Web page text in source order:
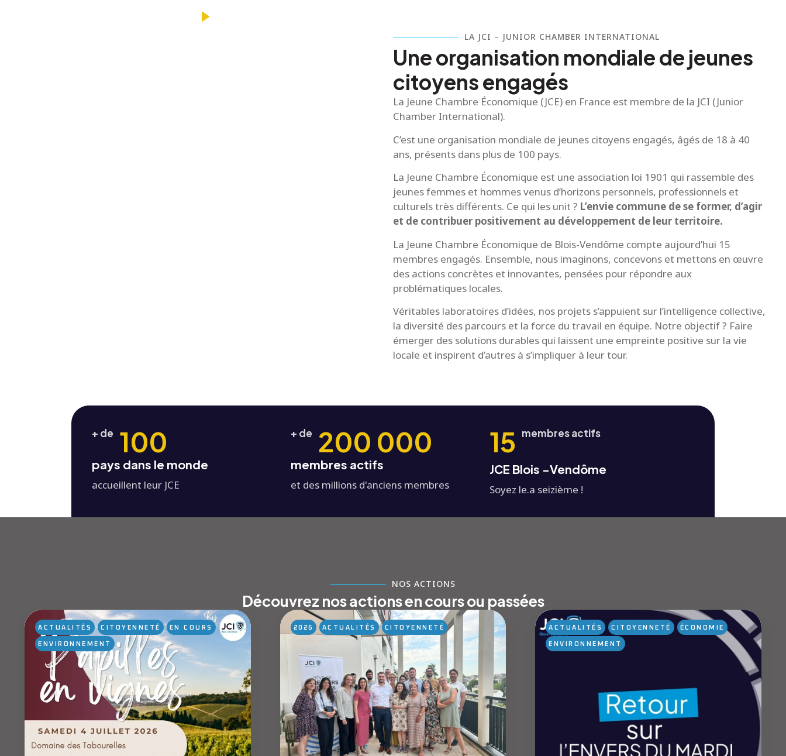
LA JCI – JUNIOR CHAMBER INTERNATIONAL
Une organisation mondiale de jeunes
citoyens engagés
La Jeune Chambre Économique (JCE) en France est membre de la JCI (Junior
Chamber International).
C’est une organisation mondiale de jeunes citoyens engagés, âgés de 18 à 40
ans, présents dans plus de 100 pays.
La Jeune Chambre Économique est une association loi 1901 qui rassemble des
jeunes femmes et hommes venus d’horizons personnels, professionnels et
culturels très différents. Ce qui les unit ? L’envie commune de se former, d’agir
et de contribuer positivement au développement de leur territoire.
La Jeune Chambre Économique de Blois-Vendôme compte aujourd’hui 15
membres engagés. Ensemble, nous imaginons, concevons et mettons en œuvre
des actions concrètes et innovantes, pensées pour répondre aux
problématiques locales.
Véritables laboratoires d’idées, nos projets s’appuient sur l’intelligence collective,
la diversité des parcours et la force du travail en équipe. Notre objectif ? Faire
émerger des solutions durables qui laissent une empreinte positive sur la vie
locale et inspirent d’autres à s’impliquer à leur tour.
+ de 100
pays dans le monde
accueillent leur JCE
+ de 200 000
membres actifs
et des millions d'anciens membres
15 membres actifs
JCE Blois -Vendôme
Soyez le.a seizième !
NOS ACTIONS
Découvrez nos actions en cours ou passées
ACTUALITÉS CITOYENNETÉ EN COURS
ENVIRONNEMENT
2026 ACTUALITÉS CITOYENNETÉ ACTUALITÉS CITOYENNETÉ ÉCONOMIE
ENVIRONNEMENT